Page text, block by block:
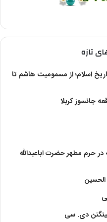
تازه
اسلام؛ از مسمومیت هاشم تا
جانسوز کربلا
در حرم مطهر حضرت اباعبدالله
الحسین
دی. سی